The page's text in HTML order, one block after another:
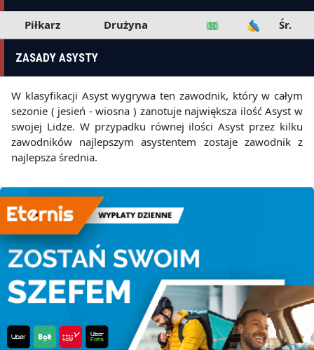
Piłkarz Drużyna Śr.
ZASADY ASYSTY
W klasyfikacji Asyst wygrywa ten zawodnik, który w całym
sezonie ( jesień - wiosna ) zanotuje największa ilość Asyst w
swojej Lidze. W przypadku równej ilości Asyst przez kilku
zawodników najlepszym asystentem zostaje zawodnik z
najlepsza średnia.